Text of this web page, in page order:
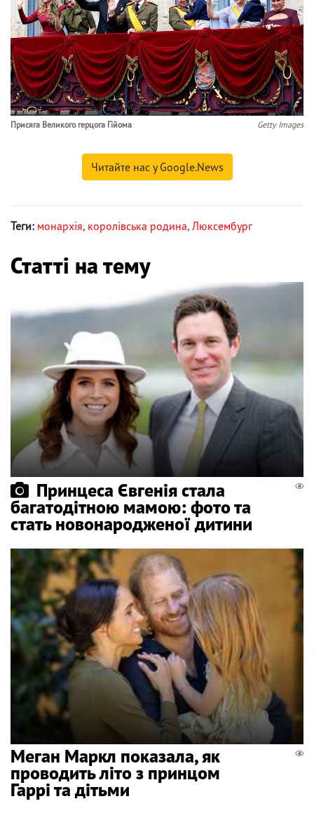
Присяга Великого герцога Гійома Getty Images
Читайте нас у Google.News
Теги: монархія, королівська родина, Люксембург
Статті на тему
Принцеса Євгенія стала
багатодітною мамою: фото та
стать новонародженої дитини
Меган Маркл показала, як
проводить літо з принцом
Гаррі та дітьми